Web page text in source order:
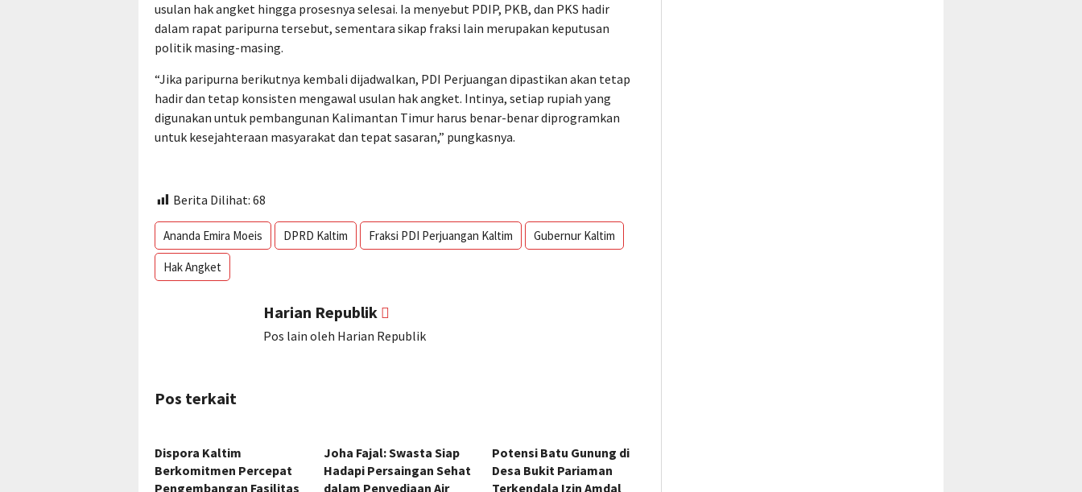
usulan hak angket hingga prosesnya selesai. Ia menyebut PDIP, PKB, dan PKS hadir
dalam rapat paripurna tersebut, sementara sikap fraksi lain merupakan keputusan
politik masing-masing.
“Jika paripurna berikutnya kembali dijadwalkan, PDI Perjuangan dipastikan akan tetap
hadir dan tetap konsisten mengawal usulan hak angket. Intinya, setiap rupiah yang
digunakan untuk pembangunan Kalimantan Timur harus benar-benar diprogramkan
untuk kesejahteraan masyarakat dan tepat sasaran,” pungkasnya.
Berita Dilihat: 68
Ananda Emira Moeis DPRD Kaltim Fraksi PDI Perjuangan Kaltim Gubernur Kaltim
Hak Angket
Harian Republik
Pos lain oleh Harian Republik
Pos terkait
Dispora Kaltim
Berkomitmen Percepat
Pengembangan Fasilitas
Joha Fajal: Swasta Siap
Hadapi Persaingan Sehat
dalam Penyediaan Air
Potensi Batu Gunung di
Desa Bukit Pariaman
Terkendala Izin Amdal